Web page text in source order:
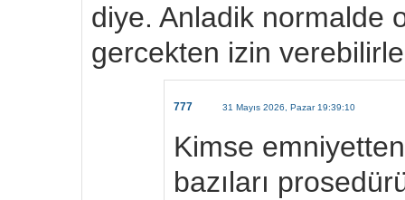
diye. Anladik normalde
gercekten izin
777 31 Mayıs 2026, Pazar 19:39:10
Kimse
bazıları